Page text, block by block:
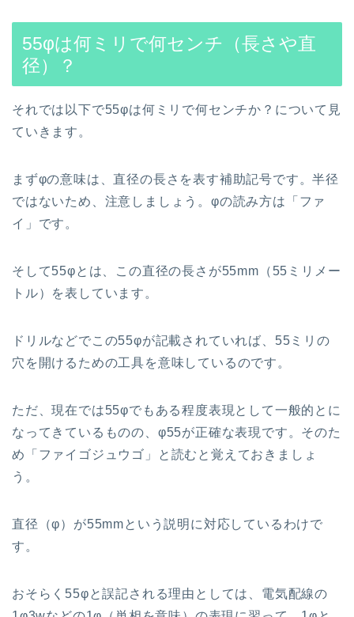
55φは何ミリで何センチ（長さや直
径）？
それでは以下で55φは何ミリで何センチか？について見
ていきます。
まずφの意味は、直径の長さを表す補助記号です。半径
ではないため、注意しましょう。φの読み方は「ファ
イ」です。
そして55φとは、この直径の長さが55mm（55ミリメー
トル）を表しています。
ドリルなどでこの55φが記載されていれば、55ミリの
穴を開けるための工具を意味しているのです。
ただ、現在では55φでもある程度表現として一般的とに
なってきているものの、φ55が正確な表現です。そのた
め「ファイゴジュウゴ」と読むと覚えておきましょ
う。
直径（φ）が55mmという説明に対応しているわけで
す。
おそらく55φと誤記される理由としては、電気配線の